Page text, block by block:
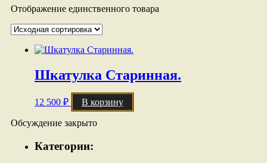
Отображение единственного товара
Шкатулка Старинная.
12 500 ₽ В корзину
Обсуждение закрыто
Категории: